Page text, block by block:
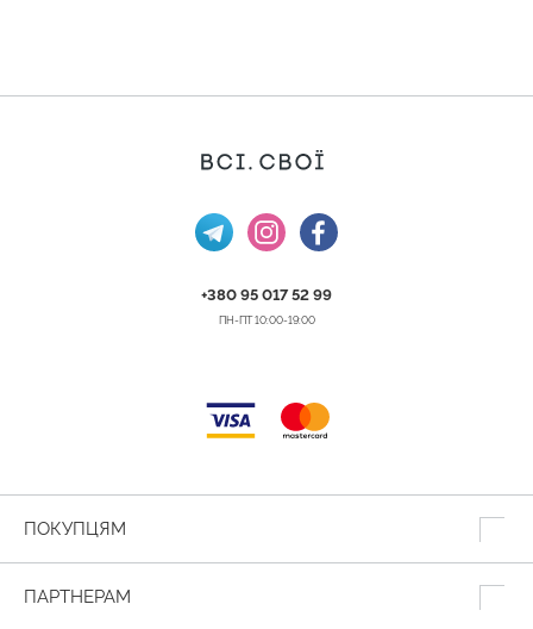
+380 95 017 52 99
ПН-ПТ 10:00-19:00
ПОКУПЦЯМ
ПАРТНЕРАМ